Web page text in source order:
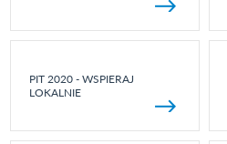
PIT 2020 - WSPIERAJ
LOKALNIE